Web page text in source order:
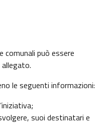
comunali può essere
le seguenti informazioni:
suoi destinatari e